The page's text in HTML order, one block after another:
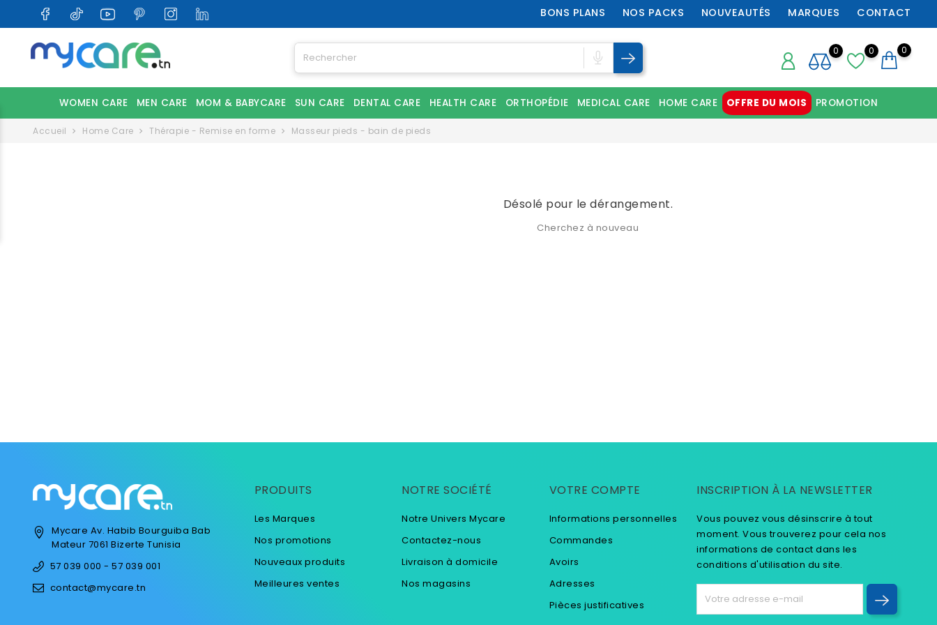
BONS PLANS NOS PACKS NOUVEAUTÉS MARQUES CONTACT
0
0
0
WOMEN CARE MEN CARE MOM & BABYCARE SUN CARE DENTAL CARE HEALTH CARE ORTHOPÉDIE MEDICAL CARE HOME CARE OFFRE DU MOIS PROMOTION
Accueil Home Care Thérapie - Remise en forme Masseur pieds - bain de pieds
Désolé pour le dérangement.
Cherchez à nouveau
Mycare Av. Habib Bourguiba Bab
Mateur 7061 Bizerte Tunisia
57 039 000 - 57 039 001
contact@mycare.tn
PRODUITS
Les Marques
Nos promotions
Nouveaux produits
Meilleures ventes
NOTRE SOCIÉTÉ
Notre Univers Mycare
Contactez-nous
Livraison à domicile
Nos magasins
VOTRE COMPTE
Informations personnelles
Commandes
Avoirs
Adresses
Pièces justificatives
INSCRIPTION À LA NEWSLETTER
Vous pouvez vous désinscrire à tout
moment. Vous trouverez pour cela nos
informations de contact dans les
conditions d'utilisation du site.